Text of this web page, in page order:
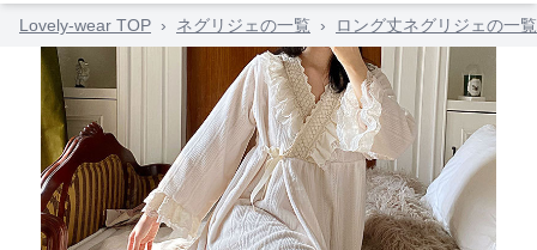
Lovely-wear TOP › ネグリジェの一覧 › ロング丈ネグリジェの一覧